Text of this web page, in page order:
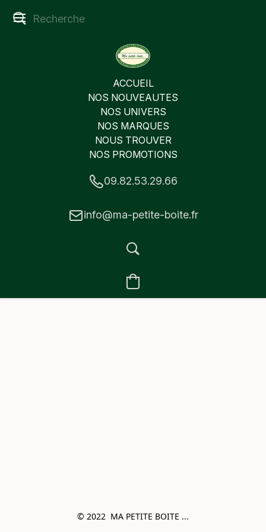
ACCUEIL
NOS NOUVEAUTES
NOS UNIVERS
NOS MARQUES
NOUS TROUVER
NOS PROMOTIONS
09.82.53.29.66
info@ma-petite-boite.fr
© 2022  MA PETITE BOITE ...